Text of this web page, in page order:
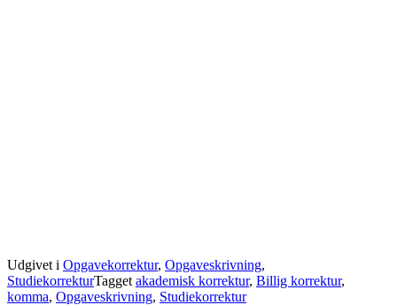
Udgivet i Opgavekorrektur, Opgaveskrivning,
StudiekorrekturTagget akademisk korrektur, Billig korrektur,
komma, Opgaveskrivning, Studiekorrektur